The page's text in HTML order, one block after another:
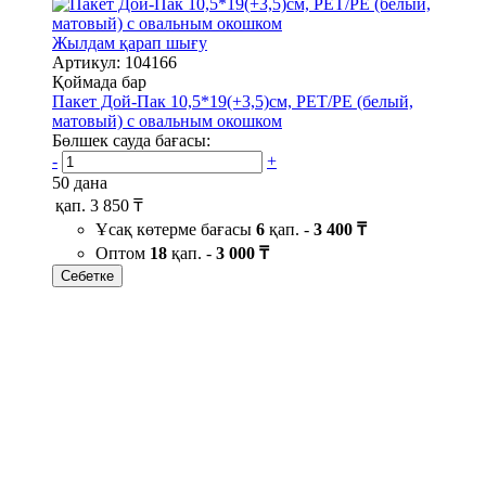
Жылдам қарап шығу
Артикул: 104166
Қоймада бар
Пакет Дой-Пак 10,5*19(+3,5)см, PET/PE (белый,
матовый) с овальным окошком
Бөлшек сауда бағасы:
-
+
50 дана
қап. 3 850 ₸
Ұсақ көтерме бағасы 6 қап. - 3 400 ₸
Оптом 18 қап. - 3 000 ₸
Себетке